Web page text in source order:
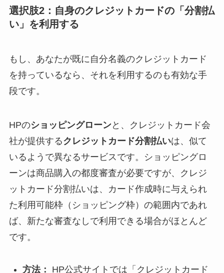
選択肢2：自身のクレジットカードの「分割払
い」を利用する
もし、あなたが既に自分名義のクレジットカード
を持っているなら、それを利用するのも有効な手
段です。
HPのショッピングローンと、クレジットカード会
社が提供するクレジットカード分割払いは、似て
いるようで異なるサービスです。ショッピングロ
ーンは商品購入の都度審査が必要ですが、クレジ
ットカード分割払いは、カード作成時に与えられ
た利用可能枠（ショッピング枠）の範囲内であれ
ば、新たな審査なしで利用できる場合がほとんど
です。
方法：
HP公式サイトでは「クレジットカード